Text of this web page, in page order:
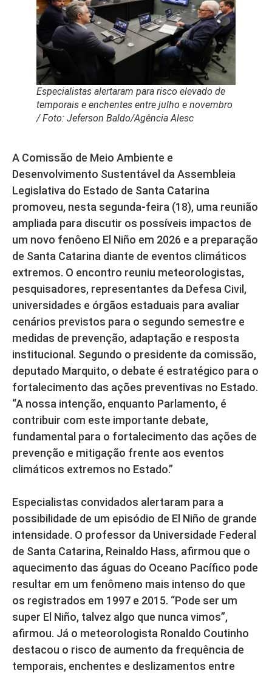
Especialistas alertaram para risco elevado de
temporais e enchentes entre julho e novembro
/Foto: Jeferson Baldo/Agência Alesc
A Comissão de Meio Ambiente e
Desenvolvimento Sustentável da Assembleia
Legislativa do Estado de Santa Catarina
promoveu, nesta segunda-feira (18), uma reunião
ampliada para discutir os possíveis impactos de
um novo fenôeno El Niño em 2026 e a preparação
de Santa Catarina diante de eventos climáticos
extremos. O encontro reuniu meteorologistas,
pesquisadores, representantes da Defesa Civil,
universidades e órgãos estaduais para avaliar
cenários previstos para o segundo semestre e
medidas de prevenção, adaptação e resposta
institucional. Segundo o presidente da comissão,
deputado Marquito, o debate é estratégico para o
fortalecimento das ações preventivas no Estado.
“A nossa intenção, enquanto Parlamento, é
contribuir com este importante debate,
fundamental para o fortalecimento das ações de
prevenção e mitigação frente aos eventos
climáticos extremos no Estado.”
Especialistas convidados alertaram para a
possibilidade de um episódio de El Niño de grande
intensidade. O professor da Universidade Federal
de Santa Catarina, Reinaldo Hass, afirmou que o
aquecimento das águas do Oceano Pacífico pode
resultar em um fenômeno mais intenso do que
os registrados em 1997 e 2015. “Pode ser um
super El Niño, talvez algo que nunca vimos”,
afirmou. Já o meteorologista Ronaldo Coutinho
destacou o risco de aumento da frequência de
temporais, enchentes e deslizamentos entre